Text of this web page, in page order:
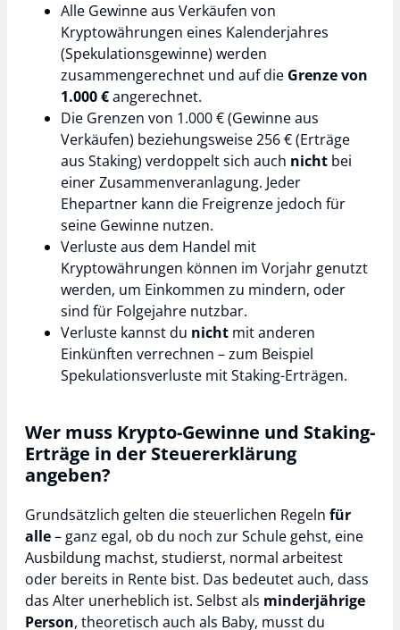
Alle Gewinne aus Verkäufen von
Kryptowährungen eines Kalenderjahres
(Spekulationsgewinne) werden
zusammengerechnet und auf die Grenze von
1.000 €angerechnet.
Die Grenzen von 1.000 € (Gewinne aus
Verkäufen) beziehungsweise 256 € (Erträge
aus Staking) verdoppelt sich auch nicht bei
einer Zusammenveranlagung. Jeder
Ehepartner kann die Freigrenze jedoch für
seine Gewinne nutzen.
Verluste aus dem Handel mit
Kryptowährungen können im Vorjahr genutzt
werden, um Einkommen zu mindern, oder
sind für Folgejahre nutzbar.
Verluste kannst du nicht mit anderen
Einkünften verrechnen – zum Beispiel
Spekulationsverluste mit Staking-Erträgen.
Wer muss Krypto-Gewinne und Staking-
Erträge in der Steuererklärung
angeben?
Grundsätzlich gelten die steuerlichen Regeln für
alle– ganz egal, ob du noch zur Schule gehst, eine
Ausbildung machst, studierst, normal arbeitest
oder bereits in Rente bist. Das bedeutet auch, dass
das Alter unerheblich ist. Selbst als minderjährige
Person, theoretisch auch als Baby, musst du